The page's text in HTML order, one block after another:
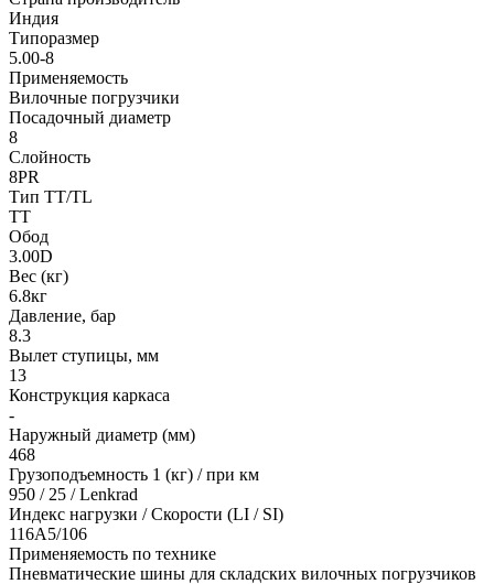
Индия
Типоразмер
5.00-8
Применяемость
Вилочные погрузчики
Посадочный диаметр
8
Слойность
8PR
Тип TT/TL
TT
Обод
3.00D
Вес (кг)
6.8кг
Давление, бар
8.3
Вылет ступицы, мм
13
Конструкция каркаса
-
Наружный диаметр (мм)
468
Грузоподъемность 1 (кг) / при км
950 / 25 / Lenkrad
Индекс нагрузки / Скорости (LI / SI)
116A5/106
Применяемость по технике
Пневматические шины для складских вилочных погрузчиков